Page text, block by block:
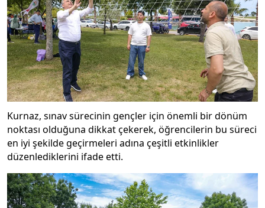
Kurnaz, sınav sürecinin gençler için önemli bir dönüm
noktası olduğuna dikkat çekerek, öğrencilerin bu süreci
en iyi şekilde geçirmeleri adına çeşitli etkinlikler
düzenlediklerini ifade etti.